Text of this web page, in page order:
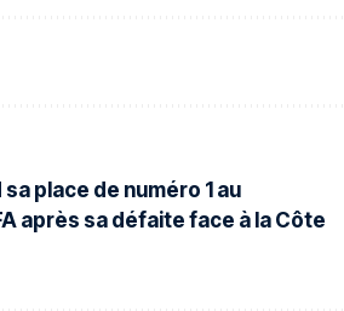
place de numéro 1 au
après sa défaite face à la Côte